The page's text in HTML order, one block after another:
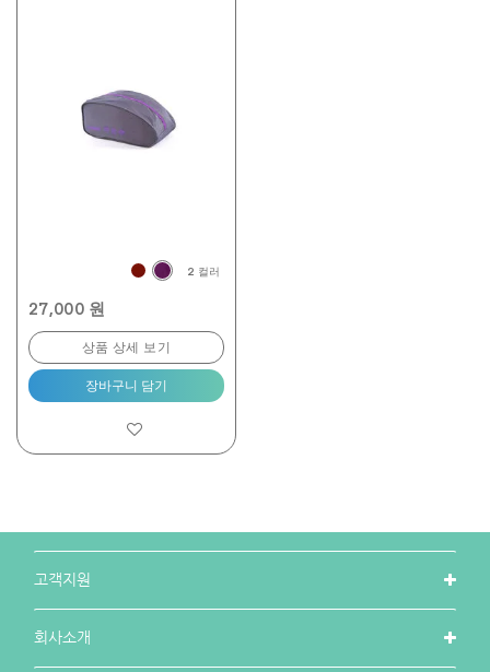
2 컬러
27,000 원
상품 상세 보기
장바구니 담기
고객지원
회사소개